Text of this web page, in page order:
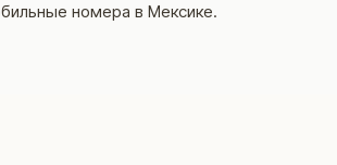
номера в Мексике.